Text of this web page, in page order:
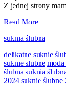
Z jednej strony
Read MoreJak
suknię
do
stylu
wesela?
suknia ślubna
delikatne suknie
suknie slubne moda
ślubna suknia
2024 suknie ślubne